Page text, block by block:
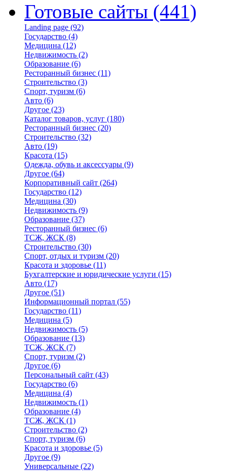
Готовые сайты (441)
Landing page (92)
Государство (4)
Медицина (12)
Недвижимость (2)
Образование (6)
Ресторанный бизнес (11)
Строительство (3)
Спорт, туризм (6)
Авто (6)
Другое (23)
Каталог товаров, услуг (180)
Ресторанный бизнес (20)
Строительство (32)
Авто (19)
Красота (15)
Одежда, обувь и аксессуары (9)
Другое (64)
Корпоративный сайт (264)
Государство (12)
Медицина (30)
Недвижимость (9)
Образование (37)
Ресторанный бизнес (6)
ТСЖ, ЖСК (8)
Строительство (30)
Спорт, отдых и туризм (20)
Красота и здоровье (11)
Бухгалтерские и юридические услуги (15)
Авто (17)
Другое (51)
Информационный портал (55)
Государство (11)
Медицина (5)
Недвижимость (5)
Образование (13)
ТСЖ, ЖСК (7)
Спорт, туризм (2)
Другое (6)
Персональный сайт (43)
Государство (6)
Медицина (4)
Недвижимость (1)
Образование (4)
ТСЖ, ЖСК (1)
Строительство (2)
Спорт, туризм (6)
Красота и здоровье (5)
Другое (9)
Универсальные (22)